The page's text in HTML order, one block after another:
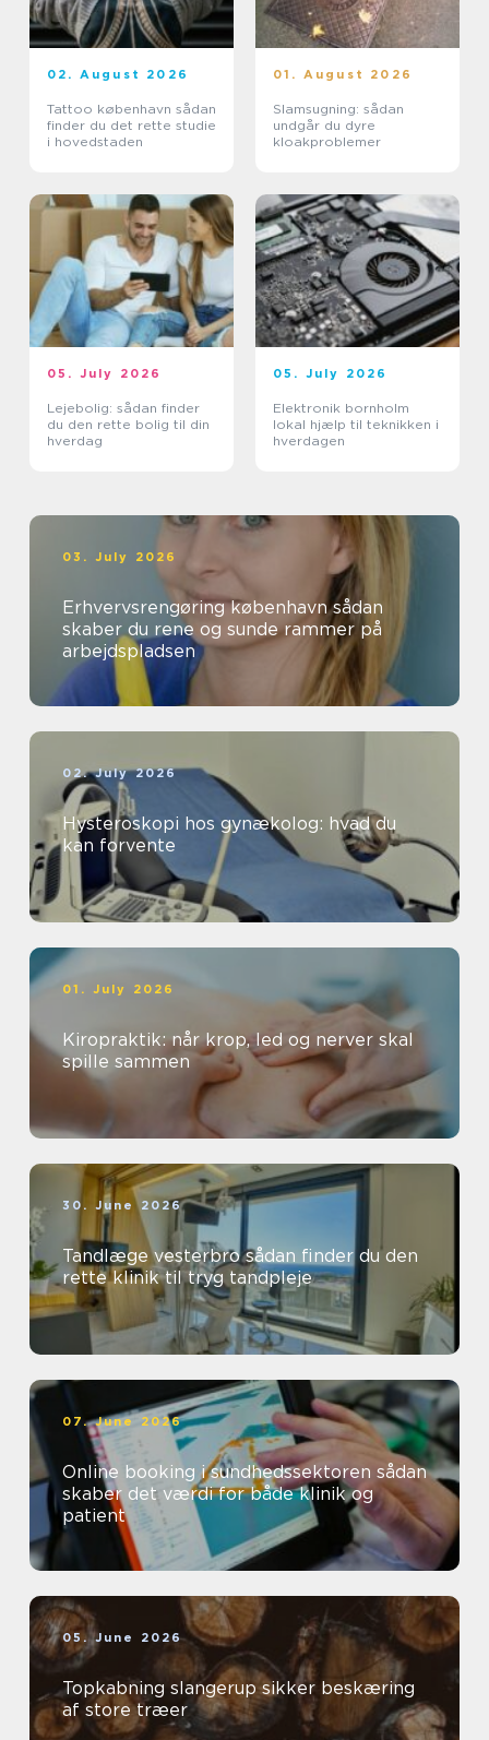
02. August 2026
Tattoo københavn sådan
finder du det rette studie
i hovedstaden
01. August 2026
Slamsugning: sådan
undgår du dyre
kloakproblemer
05. July 2026
Lejebolig: sådan finder
du den rette bolig til din
hverdag
05. July 2026
Elektronik bornholm
lokal hjælp til teknikken i
hverdagen
03. July 2026
Erhvervsrengøring københavn sådan
skaber du rene og sunde rammer på
arbejdspladsen
02. July 2026
Hysteroskopi hos gynækolog: hvad du
kan forvente
01. July 2026
Kiropraktik: når krop, led og nerver skal
spille sammen
30. June 2026
Tandlæge vesterbro sådan finder du den
rette klinik til tryg tandpleje
07. June 2026
Online booking i sundhedssektoren sådan
skaber det værdi for både klinik og
patient
05. June 2026
Topkabning slangerup sikker beskæring
af store træer